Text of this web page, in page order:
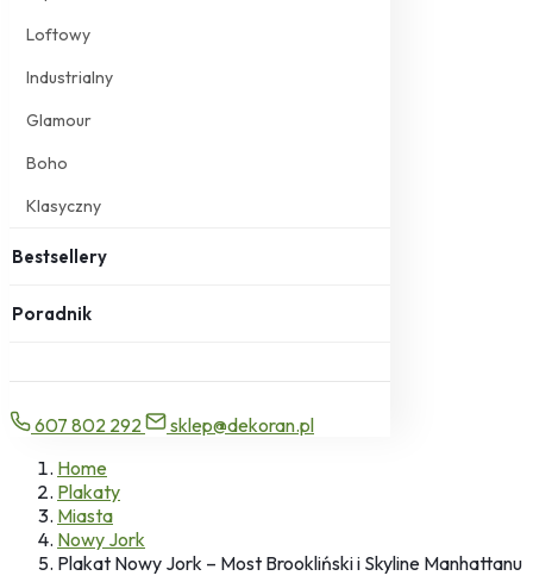
Loftowy
Industrialny
Glamour
Boho
Klasyczny
Bestsellery
Poradnik
607 802 292
sklep@dekoran.pl
Home
Plakaty
Miasta
Nowy Jork
Plakat Nowy Jork – Most Brookliński i Skyline Manhattanu